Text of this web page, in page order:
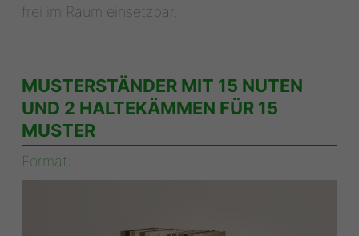
frei im Raum einsetzbar.
MUSTERSTÄNDER MIT 15 NUTEN
UND 2 HALTEKÄMMEN FÜR 15
MUSTER
Format: